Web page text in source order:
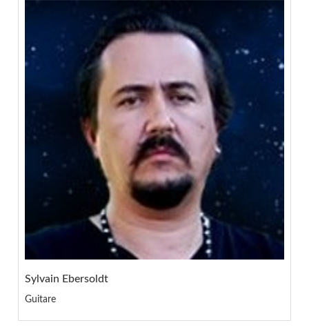
Sylvain Ebersoldt
Guitare